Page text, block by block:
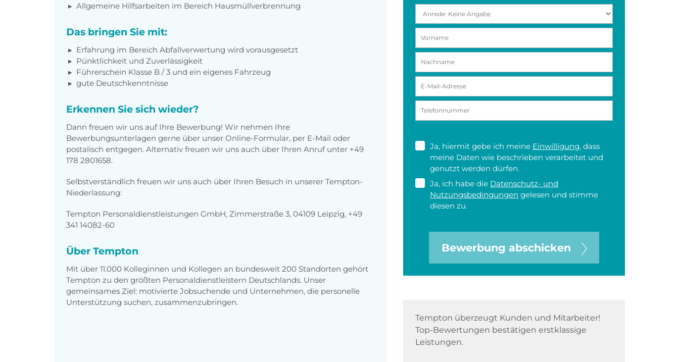
Allgemeine Hilfsarbeiten im Bereich Hausmüllverbrennung
Das bringen Sie mit:
Erfahrung im Bereich Abfallverwertung wird vorausgesetzt
Pünktlichkeit und Zuverlässigkeit
Führerschein Klasse B / 3 und ein eigenes Fahrzeug
gute Deutschkenntnisse
Erkennen Sie sich wieder?
Dann freuen wir uns auf Ihre Bewerbung! Wir nehmen Ihre
Bewerbungsunterlagen gerne über unser Online-Formular, per E-Mail oder
postalisch entgegen. Alternativ freuen wir uns auch über Ihren Anruf unter +49
178 2801658.
Selbstverständlich freuen wir uns auch über Ihren Besuch in unserer Tempton-
Niederlassung:
Tempton Personaldienstleistungen GmbH, Zimmerstraße 3, 04109 Leipzig, +49
341 14082-60
Über Tempton
Mit über 11.000 Kolleginnen und Kollegen an bundesweit 200 Standorten gehört
Tempton zu den größten Personaldienstleistern Deutschlands. Unser
gemeinsames Ziel: motivierte Jobsuchende und Unternehmen, die personelle
Unterstützung suchen, zusammenzubringen.
Ja, hiermit gebe ich meine Einwilligung, dass
meine Daten wie beschrieben verarbeitet und
genutzt werden dürfen.
Ja, ich habe die Datenschutz- und
Nutzungsbedingungen gelesen und stimme
diesen zu.
Bewerbung abschicken
Tempton überzeugt Kunden und Mitarbeiter!
Top-Bewertungen bestätigen erstklassige
Leistungen.